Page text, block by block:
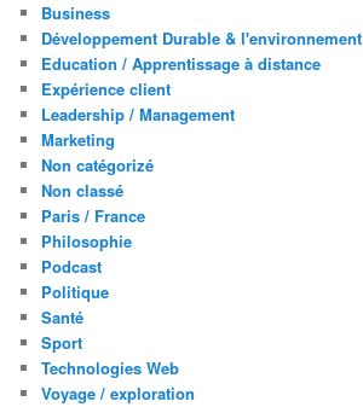
Business
Développement Durable & l'environnement
Education / Apprentissage à distance
Expérience client
Leadership / Management
Marketing
Non catégorizé
Non classé
Paris / France
Philosophie
Podcast
Politique
Santé
Sport
Technologies Web
Voyage / exploration